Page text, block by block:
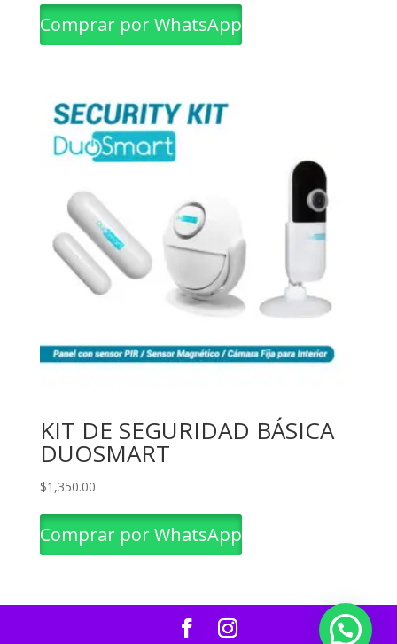
Comprar por WhatsApp
KIT DE SEGURIDAD BÁSICA
DUOSMART
$1,350.00
Comprar por WhatsApp